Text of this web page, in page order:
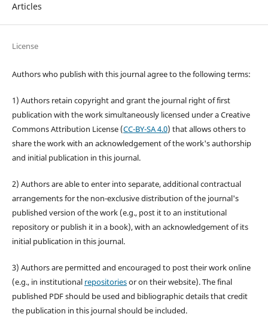
Articles
License
Authors who publish with this journal agree to the following terms:
1) Authors retain copyright and grant the journal right of first
publication with the work simultaneously licensed under a Creative
Commons Attribution License (CC-BY-SA 4.0) that allows others to
share the work with an acknowledgement of the work's authorship
and initial publication in this journal.
2) Authors are able to enter into separate, additional contractual
arrangements for the non-exclusive distribution of the journal's
published version of the work (e.g., post it to an institutional
repository or publish it in a book), with an acknowledgement of its
initial publication in this journal.
3) Authors are permitted and encouraged to post their work online
(e.g., in institutional repositoriesor on their website). The final
published PDF should be used and bibliographic details that credit
the publication in this journal should be included.